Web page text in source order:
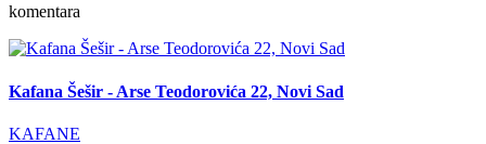
komentara
Kafana Šešir - Arse Teodorovića 22, Novi Sad
KAFANE